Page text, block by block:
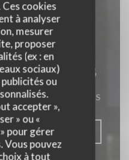
cookies
à analyser
mesurer
proposer
(ex : en
sociaux)
ou
accepter »,
» ou «
pour gérer
Vous pouvez
à tout
des Lilas
PARIS